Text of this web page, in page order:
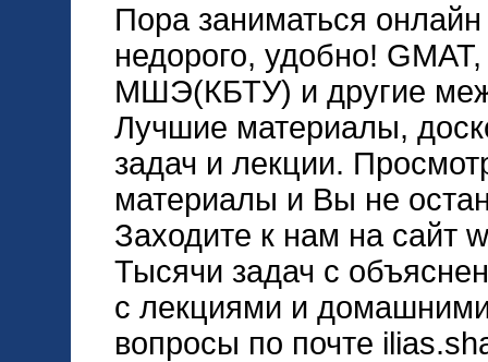
Пора заниматься
недорого, удобно!
МШЭ(КБТУ) и другие
Лучшие материалы,
задач и лекции.
материалы и Вы не
Заходите к нам на сайт
Тысячи задач с
с лекциями и
вопросы по почте